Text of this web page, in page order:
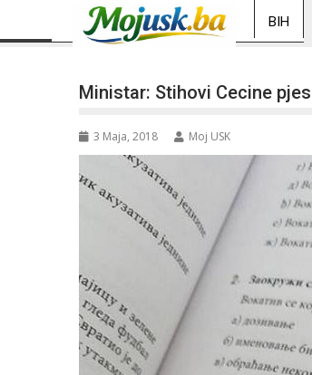
BIH
Ministar: Stihovi Cecine
3 Maja, 2018 Moj USK